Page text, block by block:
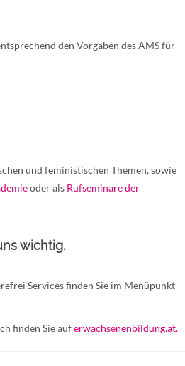
den Vorgaben des AMS für
und feministischen Themen, sowie
oder als Rufseminare der
wichtig.
Services finden Sie im Menüpunkt
finden Sie auferwachsenenbildung.at.